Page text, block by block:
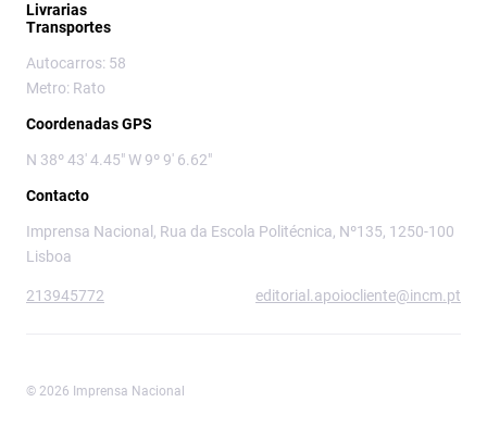
Livrarias
Transportes
Autocarros: 58
Metro: Rato
Coordenadas GPS
N 38º 43' 4.45" W 9º 9' 6.62"
Contacto
Imprensa Nacional, Rua da Escola Politécnica, Nº135, 1250-100
Lisboa
213945772 editorial.apoiocliente@incm.pt
© 2026 Imprensa Nacional